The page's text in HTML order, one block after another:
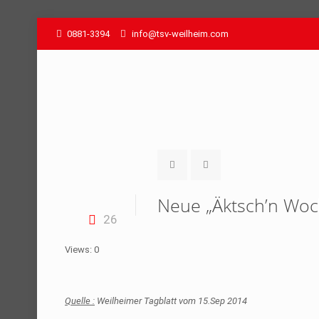
0881-3394 info@tsv-weilheim.com
26
Neue „Äktsch’n
Views: 0
Quelle : Weilheimer Tagblatt vom 15.Sep 2014